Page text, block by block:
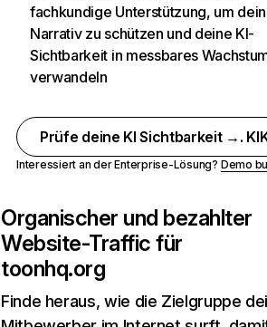
fachkundige Unterstützung, um dein
Narrativ zu schützen und deine KI-
Sichtbarkeit in messbares
verwandeln
Prüfe deine KI Sichtbarkeit →.
Interessiert an der Enterprise-Lösung? Demo
Organischer und bezahlter
Website-Traffic für
toonhq.org
Finde heraus, wie die Zielgruppe